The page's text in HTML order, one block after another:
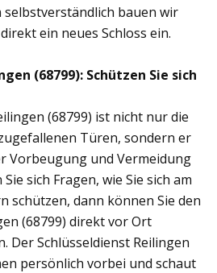
selbstverständlich bauen wir
ein neues Schloss ein.
(68799): Schützen Sie sich
(68799) ist nicht nur die
Türen, sondern er
Vorbeugung und Vermeidung
sich Fragen, wie Sie sich am
schützen, dann können Sie den
(68799) direkt vor Ort
Der Schlüsseldienst Reilingen
persönlich vorbei und schaut